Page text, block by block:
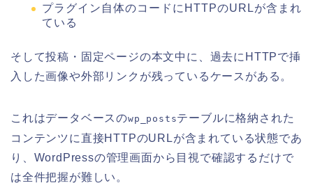
プラグイン自体のコードにHTTPのURLが含まれ
ている
そして投稿・固定ページの本文中に、過去にHTTPで挿
入した画像や外部リンクが残っているケースがある。
これはデータベースのwp_postsテーブルに格納された
コンテンツに直接HTTPのURLが含まれている状態であ
り、WordPressの管理画面から目視で確認するだけで
は全件把握が難しい。